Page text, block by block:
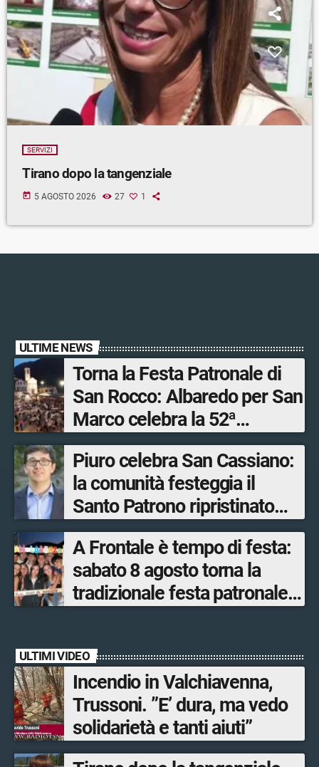
SERVIZI
Tirano dopo la tangenziale
today 5 AGOSTO 2026 27 1
ULTIME NEWS
Torna la Festa Patronale di
San Rocco: Albaredo per San
Marco celebra la 52ª
edizione della sua
manifestazione più sentita
Piuro celebra San Cassiano:
la comunità festeggia il
Santo Patrono ripristinato
dopo quattro secoli
A Frontale è tempo di festa:
sabato 8 agosto torna la
tradizionale festa patronale
musica dal vivo
ULTIMI VIDEO
Incendio in Valchiavenna,
Trussoni. ”E’ dura, ma vedo
solidarietà e tanti aiuti”